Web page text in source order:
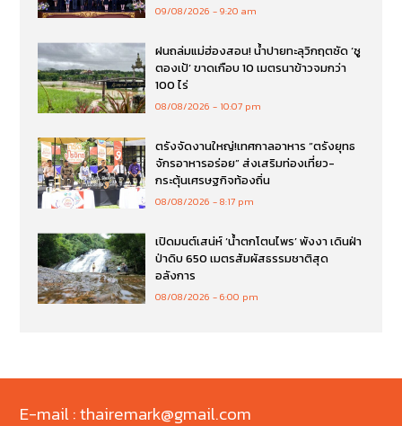
09/08/2026 9:20 am
ฝนถล่มแม่ฮ่องสอน! น้ำปายทะลุวิกฤตซัด ‘ซู
ตองเป้’ ขาดเกือบ 10 เมตรนาข้าวจมกว่า
100 ไร่
08/08/2026 10:07 pm
ตรังจัดงานใหญ่!เทศกาลอาหาร “ตรังยุทธ
จักรอาหารอร่อย” ส่งเสริมท่องเที่ยว-
กระตุ้นเศรษฐกิจท้องถิ่น
08/08/2026 8:17 pm
เปิดมนต์เสน่ห์ ‘น้ำตกโตนไพร’ พังงา เดินฝ่า
ป่าดิบ 650 เมตรสัมผัสธรรมชาติสุด
อลังการ
08/08/2026 6:00 pm
E-mail : thairemark@gmail.com